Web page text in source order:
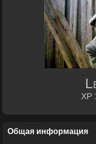
XP
Общая информация